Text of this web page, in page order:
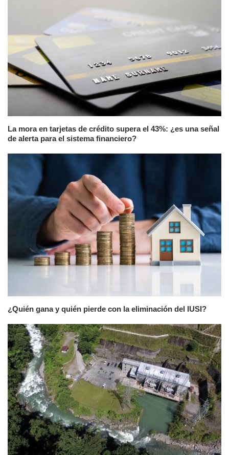
La mora en tarjetas de crédito supera el 43%: ¿es una señal
de alerta para el sistema financiero?
¿Quién gana y quién pierde con la eliminación del IUSI?